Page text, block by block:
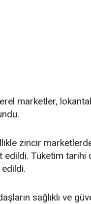
marketler,
zincir
Tüketim tarihi
sağlıklı ve